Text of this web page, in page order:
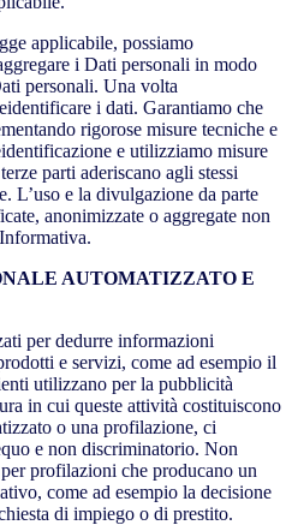
applicabile, possiamo
i Dati personali in modo
personali. Una volta
i dati. Garantiamo che
rigorose misure tecniche e
e utilizziamo misure
parti aderiscano agli stessi
L’uso e la divulgazione da parte
anonimizzate o aggregate non
AUTOMATIZZATO E
per dedurre informazioni
e servizi, come ad esempio il
utilizzano per la pubblicità
in cui queste attività costituiscono
o una profilazione, ci
e non discriminatorio. Non
profilazioni che producano un
come ad esempio la decisione
di impiego o di prestito.